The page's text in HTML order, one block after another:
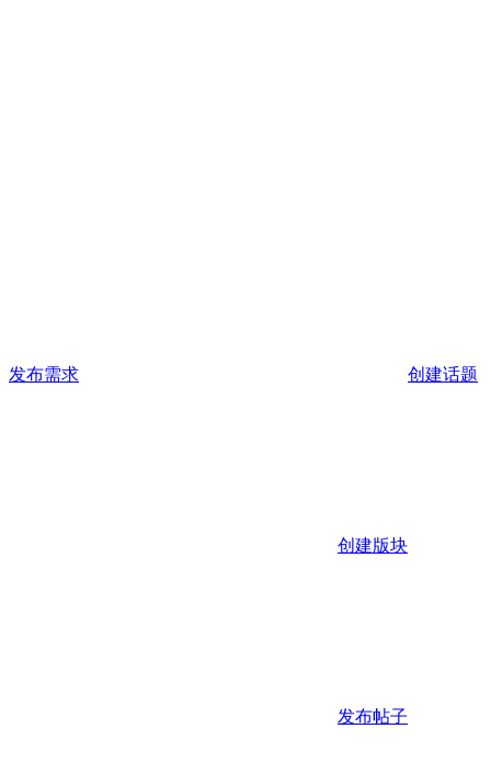
发布需求 创建话题
创建版块
发布帖子